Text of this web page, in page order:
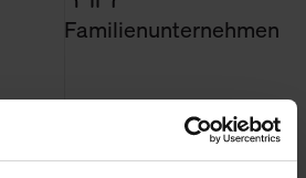
Familienunternehmen